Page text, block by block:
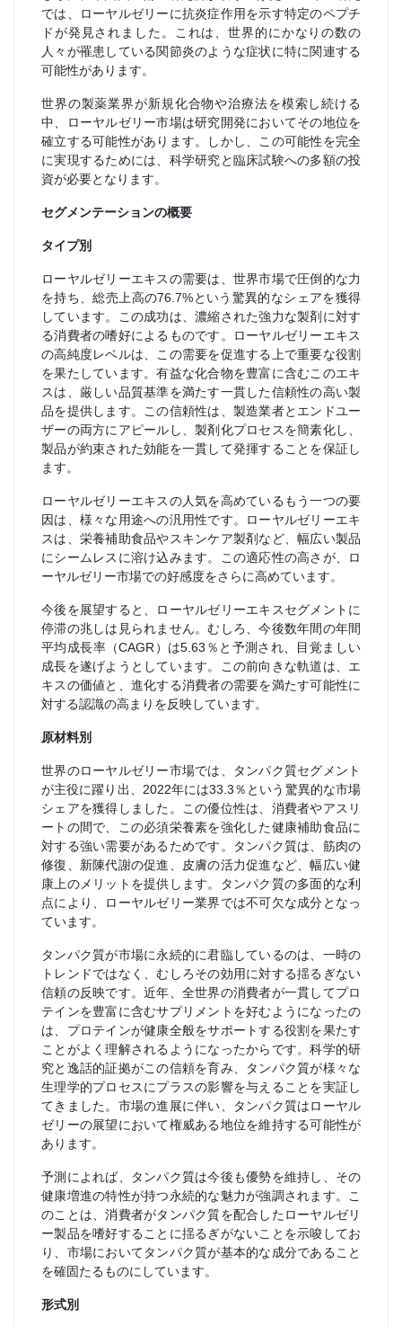
では、ローヤルゼリーに抗炎症作用を示す特定のペプチ
ドが発見されました。これは、世界的にかなりの数の
人々が罹患している関節炎のような症状に特に関連する
可能性があります。
世界の製薬業界が新規化合物や治療法を模索し続ける
中、ローヤルゼリー市場は研究開発においてその地位を
確立する可能性があります。しかし、この可能性を完全
に実現するためには、科学研究と臨床試験への多額の投
資が必要となります。
セグメンテーションの概要
タイプ別
ローヤルゼリーエキスの需要は、世界市場で圧倒的な力
を持ち、総売上高の76.7%という驚異的なシェアを獲得
しています。この成功は、濃縮された強力な製剤に対す
る消費者の嗜好によるものです。ローヤルゼリーエキス
の高純度レベルは、この需要を促進する上で重要な役割
を果たしています。有益な化合物を豊富に含むこのエキ
スは、厳しい品質基準を満たす一貫した信頼性の高い製
品を提供します。この信頼性は、製造業者とエンドユー
ザーの両方にアピールし、製剤化プロセスを簡素化し、
製品が約束された効能を一貫して発揮することを保証し
ます。
ローヤルゼリーエキスの人気を高めているもう一つの要
因は、様々な用途への汎用性です。ローヤルゼリーエキ
スは、栄養補助食品やスキンケア製剤など、幅広い製品
にシームレスに溶け込みます。この適応性の高さが、ロ
ーヤルゼリー市場での好感度をさらに高めています。
今後を展望すると、ローヤルゼリーエキスセグメントに
停滞の兆しは見られません。むしろ、今後数年間の年間
平均成長率（CAGR）は5.63％と予測され、目覚ましい
成長を遂げようとしています。この前向きな軌道は、エ
キスの価値と、進化する消費者の需要を満たす可能性に
対する認識の高まりを反映しています。
原材料別
世界のローヤルゼリー市場では、タンパク質セグメント
が主役に躍り出、2022年には33.3％という驚異的な市場
シェアを獲得しました。この優位性は、消費者やアスリ
ートの間で、この必須栄養素を強化した健康補助食品に
対する強い需要があるためです。タンパク質は、筋肉の
修復、新陳代謝の促進、皮膚の活力促進など、幅広い健
康上のメリットを提供します。タンパク質の多面的な利
点により、ローヤルゼリー業界では不可欠な成分となっ
ています。
タンパク質が市場に永続的に君臨しているのは、一時の
トレンドではなく、むしろその効用に対する揺るぎない
信頼の反映です。近年、全世界の消費者が一貫してプロ
テインを豊富に含むサプリメントを好むようになったの
は、プロテインが健康全般をサポートする役割を果たす
ことがよく理解されるようになったからです。科学的研
究と逸話的証拠がこの信頼を育み、タンパク質が様々な
生理学的プロセスにプラスの影響を与えることを実証し
てきました。市場の進展に伴い、タンパク質はローヤル
ゼリーの展望において権威ある地位を維持する可能性が
あります。
予測によれば、タンパク質は今後も優勢を維持し、その
健康増進の特性が持つ永続的な魅力が強調されます。こ
のことは、消費者がタンパク質を配合したローヤルゼリ
ー製品を嗜好することに揺るぎがないことを示唆してお
り、市場においてタンパク質が基本的な成分であること
を確固たるものにしています。
形式別